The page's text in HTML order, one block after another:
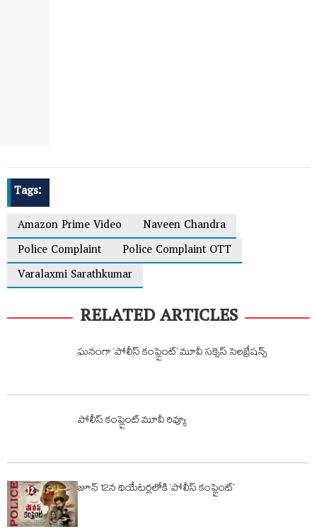
Tags:
Amazon Prime Video
Naveen Chandra
Police Complaint
Police Complaint OTT
Varalaxmi Sarathkumar
RELATED ARTICLES
ఘనంగా ‘పోలీస్ కంప్లైంట్’ మూవీ సక్సెస్ సెలబ్రేషన్స్
పోలీస్ కంప్లైంట్ మూవీ రివ్యూ
జూన్ 12న థియేటర్లలోకి ‘పోలీస్ కంప్లైంట్’